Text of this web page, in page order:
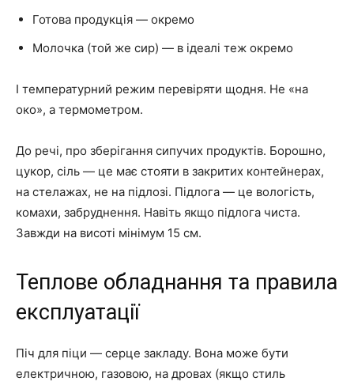
Готова продукція — окремо
Молочка (той же сир) — в ідеалі теж окремо
І температурний режим перевіряти щодня. Не «на
око», а термометром.
До речі, про зберігання сипучих продуктів. Борошно,
цукор, сіль — це має стояти в закритих контейнерах,
на стелажах, не на підлозі. Підлога — це вологість,
комахи, забруднення. Навіть якщо підлога чиста.
Завжди на висоті мінімум 15 см.
Теплове обладнання та правила
експлуатації
Піч для піци — серце закладу. Вона може бути
електричною, газовою, на дровах (якщо стиль